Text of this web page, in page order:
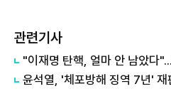
관련기사
윤석열, '체포방해 징역 7년' 재